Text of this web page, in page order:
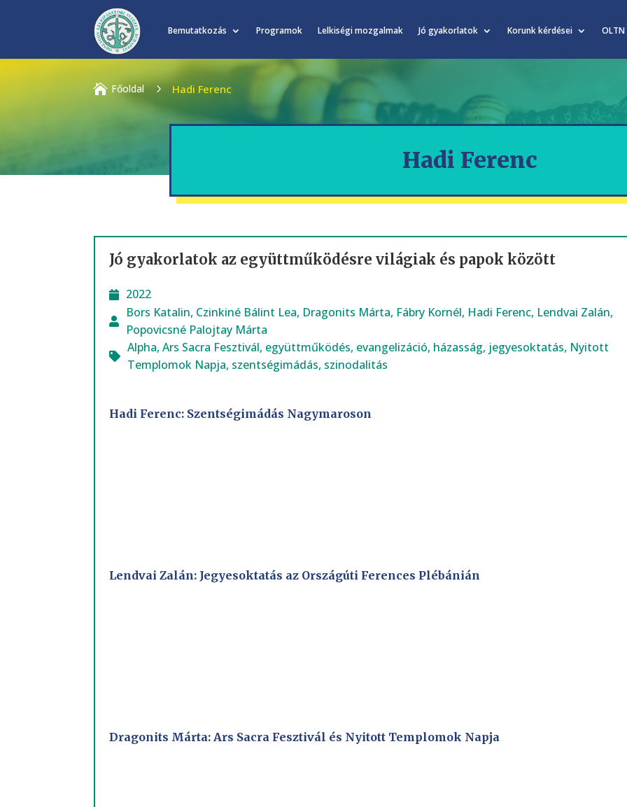
Bemutatkozás Programok Lelkiségi mozgalmak Jó gyakorlatok Korunk kérdései OLTN
 Főoldal 5 Hadi Ferenc
Hadi Ferenc
Jó gyakorlatok az együttműködésre világiak és papok között
2022
Bors Katalin, Czinkiné Bálint Lea, Dragonits Márta, Fábry Kornél, Hadi Ferenc, Lendvai Zalán,
Popovicsné Palojtay Márta
Alpha,Ars Sacra Fesztivál, együttműködés, evangelizáció, házasság, jegyesoktatás, Nyitott
Templomok Napja, szentségimádás, szinodalitás
Hadi Ferenc: Szentségimádás Nagymaroson
Lendvai Zalán: Jegyesoktatás az Országúti Ferences Plébánián
Dragonits Márta: Ars Sacra Fesztivál és Nyitott Templomok Napja